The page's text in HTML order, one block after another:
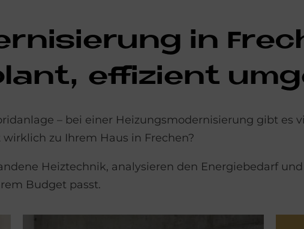
in
ef­fi­zi­ent
– bei einer Heizungsmodernisierung gibt es
zu Ihrem Haus in Frechen?
Heiztechnik, analysieren den Energiebedarf
Budget passt.